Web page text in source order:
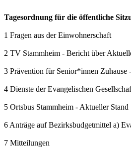
Tagesordnung für die öffentliche
1 Fragen aus der Einwohnerschaft
2 TV Stammheim - Bericht über
3 Prävention für Senior*innen Zuhause
4 Dienste der Evangelischen
5 Ortsbus Stammheim - Aktueller Stand
6 Anträge auf Bezirksbudgetmittel a)
7 Mitteilungen